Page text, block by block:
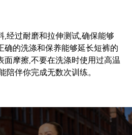
,经过耐磨和拉伸测试,确保能够
确的洗涤和保养能够延长短裤的
面摩擦,不要在洗涤时使用过高温
陪伴你完成无数次训练。